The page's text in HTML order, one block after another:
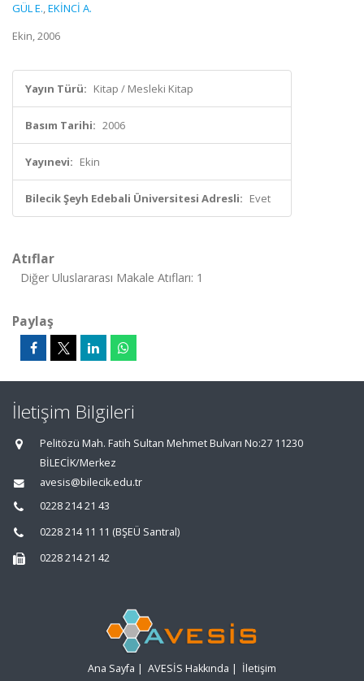
GÜL E.,EKİNCİ A.
Ekin, 2006
Yayın Türü: Kitap / Mesleki Kitap
Basım Tarihi: 2006
Yayınevi: Ekin
Bilecik Şeyh Edebali Üniversitesi Adresli: Evet
Atıflar
Diğer Uluslararası Makale Atıfları: 1
Paylaş
İletişim Bilgileri
Pelitözü Mah. Fatih Sultan Mehmet Bulvarı No:27 11230
BİLECİK/Merkez
avesis@bilecik.edu.tr
0228 214 21 43
0228 214 11 11 (BŞEÜ Santral)
0228 214 21 42
Ana Sayfa | AVESİS Hakkında | İletişim